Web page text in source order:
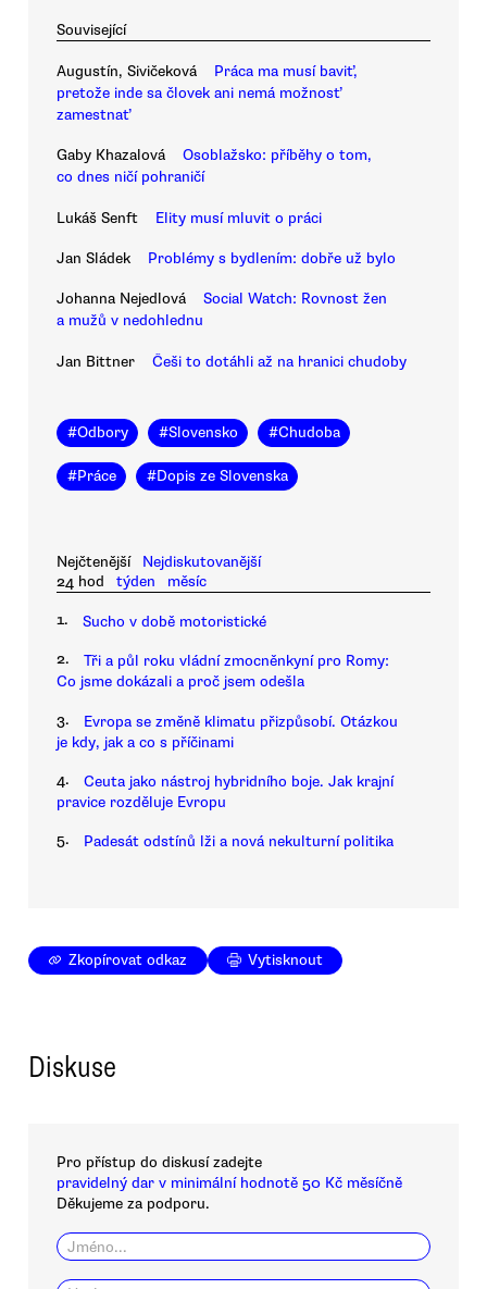
Související
Augustín, Sivičeková
Práca ma musí baviť,
pretože inde sa človek ani nemá možnosť
zamestnať
Gaby Khazalová
Osoblažsko: příběhy o tom,
co dnes ničí pohraničí
Lukáš Senft Elity musí mluvit o práci
Jan Sládek Problémy s bydlením: dobře už bylo
Johanna Nejedlová
Social Watch: Rovnost žen
a mužů v nedohlednu
Jan Bittner Češi to dotáhli až na hranici chudoby
#Odbory #Slovensko #Chudoba
#Práce #Dopis ze Slovenska
Nejčtenější
Nejdiskutovanější
24 hod
týden měsíc
1. Sucho v době motoristické
2.
Tři a půl roku vládní zmocněnkyní pro Romy:
Co jsme dokázali a proč jsem odešla
3.
Evropa se změně klimatu přizpůsobí. Otázkou
je kdy, jak a co s příčinami
4.
Ceuta jako nástroj hybridního boje. Jak krajní
pravice rozděluje Evropu
5. Padesát odstínů lži a nová nekulturní politika
Zkopírovat odkaz Vytisknout
Diskuse
Pro přístup do diskusí zadejte
pravidelný dar v minimální hodnotě 50 Kč měsíčně
Děkujeme za podporu.